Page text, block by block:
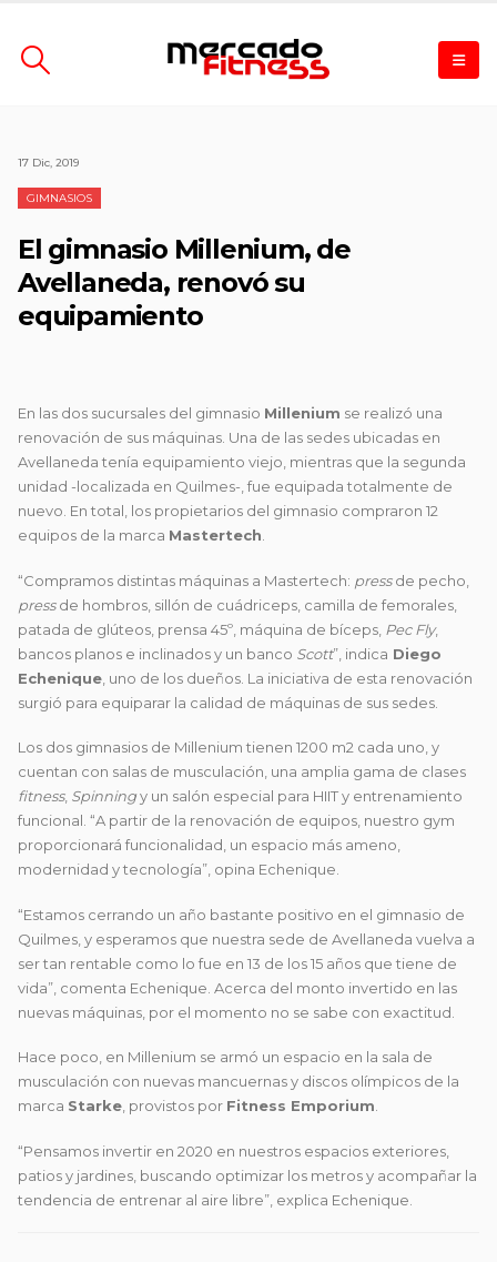
17 Dic, 2019
GIMNASIOS
El gimnasio Millenium, de
Avellaneda, renovó su
equipamiento
En las dos sucursales del gimnasio Millenium se realizó una
renovación de sus máquinas. Una de las sedes ubicadas en
Avellaneda tenía equipamiento viejo, mientras que la segunda
unidad -localizada en Quilmes-, fue equipada totalmente de
nuevo. En total, los propietarios del gimnasio compraron 12
equipos de la marca Mastertech
“Compramos distintas máquinas a Mastertech: pressde pecho,
pressde hombros, sillón de cuádriceps, camilla de femorales,
patada de glúteos, prensa 45º, máquina de bíceps, Pec Fly,
bancos planos e inclinados y un banco Scott”, indica Diego
Echenique , uno de los dueños. La iniciativa de esta renovación
surgió para equiparar la calidad de máquinas de sus sedes.
Los dos gimnasios de Millenium tienen 1200 m2 cada uno, y
cuentan con salas de musculación, una amplia gama de clases
fitness, Spinningy un salón especial para HIIT y entrenamiento
funcional. “A partir de la renovación de equipos, nuestro gym
proporcionará funcionalidad, un espacio más ameno,
modernidad y tecnología”, opina Echenique.
“Estamos cerrando un año bastante positivo en el gimnasio de
Quilmes, y esperamos que nuestra sede de Avellaneda vuelva a
ser tan rentable como lo fue en 13 de los 15 años que tiene de
vida”, comenta Echenique. Acerca del monto invertido en las
nuevas máquinas, por el momento no se sabe con exactitud.
Hace poco, en Millenium se armó un espacio en la sala de
musculación con nuevas mancuernas y discos olímpicos de la
marca Starke, provistos por Fitness Emporium.
“Pensamos invertir en 2020 en nuestros espacios exteriores,
patios y jardines, buscando optimizar los metros y acompañar la
tendencia de entrenar al aire libre”, explica Echenique.